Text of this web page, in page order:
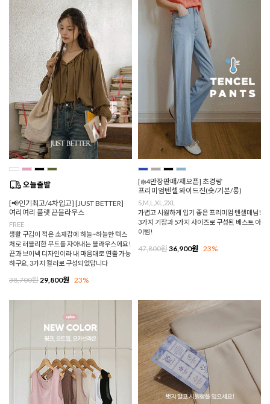
[📢인기최고/4차입고] [JUST BETTER]
여리여리 플랫 끈블라우스
FREE
생활 구김이 적은 소재감에 하늘~하늘한 텍스
처로 러블리한 무드를 자아내는 블라우스에요!
끈과 브이넥 디자인이라 내 마음대로 연출 가능
하구요, 3가지 컬러로 구성되었답니다
38,700원 29,800원 23%
[❄️4만장판매/재오픈] 초경량
프리미엄텐셀 와이드진(숏/기본/롱)
S,M,L,XL,2XL
가볍고 시원하게 입기 좋은 프리미엄 텐셀데님!
3가지 기장과 5가지 사이즈로 구성된 베스트 아
이템!
47,800원36,900원 23%